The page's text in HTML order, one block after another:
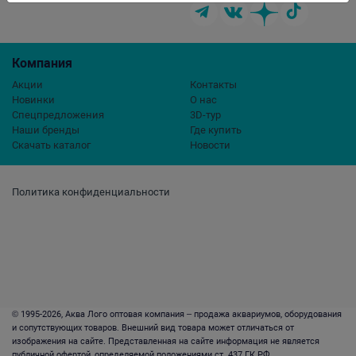
Политика конфиденциальности
Компания
Акции
Новинки
Спецпредложения
Наши бренды
Скачать каталог
Контакты
О нас
3D-тур
Где купить
Новости
© 1995-2026, Аква Лого оптовая компания – продажа аквариумов, оборудования
и сопутствующих товаров. Внешний вид товара может отличаться от
изображения на сайте. Представленная на сайте информация не является